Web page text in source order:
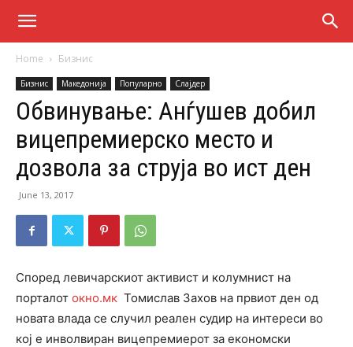
Home Бизнис
Бизнис Македонија Популарно Слајдер
Обвинување: Анѓушев добил
вицепремиерско место и
дозвола за струја во ист ден
June 13, 2017
Според левичарскиот активист и колумнист на
порталот окно.мк Томислав Захов на првиот ден од
новата влада се случил реален судир на интереси во
кој е инволвиран вицепремиерот за економски